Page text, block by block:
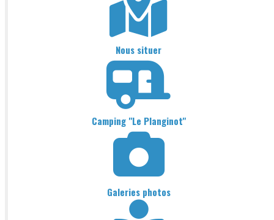
Nous situer
Camping "Le Planginot"
Galeries photos